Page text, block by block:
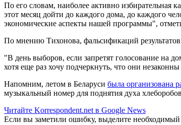
По его словам, наиболее активно избирательная
этот месяц дойти до каждого дома, до каждого
экономические аспекты нашей программы",
По мнению Тихонова, фальсификаций
"В день выборов, если запретят голосование на
хотя еще раз хочу подчеркнуть, что они
Напомним, летом в Беларуси была организована
музыкальный номер для поднятия духа
Читайте Korrespondent.net в Google News
Если вы заметили ошибку, выделите